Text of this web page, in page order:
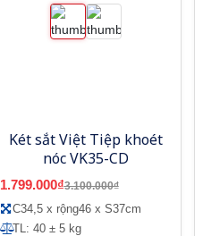
Két sắt Việt Tiệp khoét
nóc VK35-CD
1.799.000₫3.100.000₫
C34,5 x rộng46 x S37cm
TL: 40 ± 5 kg